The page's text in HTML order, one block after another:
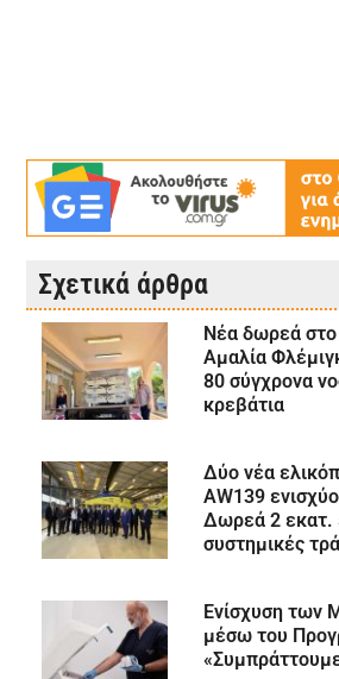
Σχετικά άρθρα
Νέα δωρεά
Αμαλία
80 σύγχρονα
κρεβάτια
Δύο νέα
AW139
Δωρεά 2 εκατ.
συστημικές
Ενίσχυση των
μέσω του